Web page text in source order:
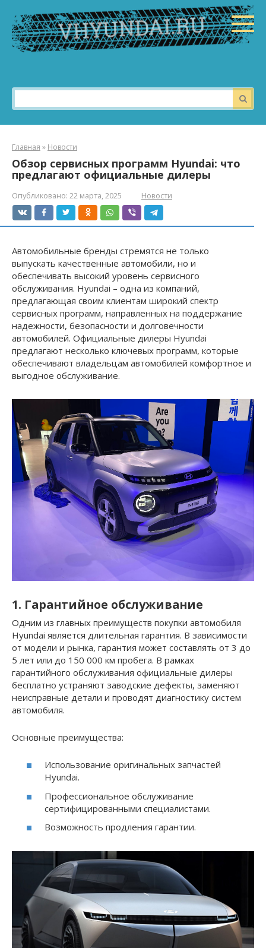
контенту
Поиск:
Главная » Новости
Обзор сервисных программ Hyundai: что
предлагают официальные дилеры
Опубликовано: 22 марта, 2025 Новости
Автомобильные бренды стремятся не только
выпускать качественные автомобили, но и
обеспечивать высокий уровень сервисного
обслуживания. Hyundai – одна из компаний,
предлагающая своим клиентам широкий спектр
сервисных программ, направленных на поддержание
надежности, безопасности и долговечности
автомобилей. Официальные дилеры Hyundai
предлагают несколько ключевых программ, которые
обеспечивают владельцам автомобилей комфортное и
выгодное обслуживание.
1. Гарантийное обслуживание
Одним из главных преимуществ покупки автомобиля
Hyundai является длительная гарантия. В зависимости
от модели и рынка, гарантия может составлять от 3 до
5 лет или до 150 000 км пробега. В рамках
гарантийного обслуживания официальные дилеры
бесплатно устраняют заводские дефекты, заменяют
неисправные детали и проводят диагностику систем
автомобиля.
Основные преимущества:
Использование оригинальных запчастей
Hyundai.
Профессиональное обслуживание
сертифицированными специалистами.
Возможность продления гарантии.